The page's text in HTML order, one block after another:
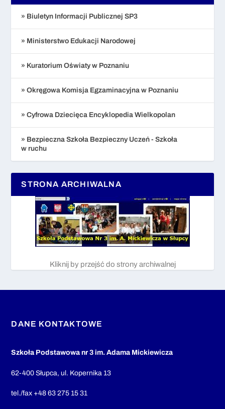
» Biuletyn Informacji Publicznej SP3
» Ministerstwo Edukacji Narodowej
» Kuratorium Oświaty w Poznaniu
» Okręgowa Komisja Egzaminacyjna w Poznaniu
» Cyfrowa Dziecięca Encyklopedia Wielkopolan
» Bezpieczna Szkoła Bezpieczny Uczeń - Szkoła
w ruchu
STRONA ARCHIWALNA
Kliknij by przejść do strony archiwalnej
DANE KONTAKTOWE
Szkoła Podstawowa nr 3 im. Adama Mickiewicza
62-400 Słupca, ul. Kopernika 13
tel./fax +48 63 275 15 31